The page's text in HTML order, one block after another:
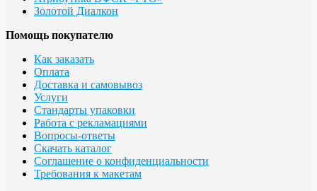
Золотой Диалкон
Помощь покупателю
Как заказать
Оплата
Доставка и самовывоз
Услуги
Стандарты упаковки
Работа с рекламациями
Вопросы-ответы
Скачать каталог
Соглашение о конфиденциальности
Требования к макетам